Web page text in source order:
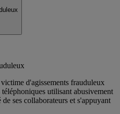
d'agissements frauduleux
utilisant abusivement
ses collaborateurs et s'appuyant